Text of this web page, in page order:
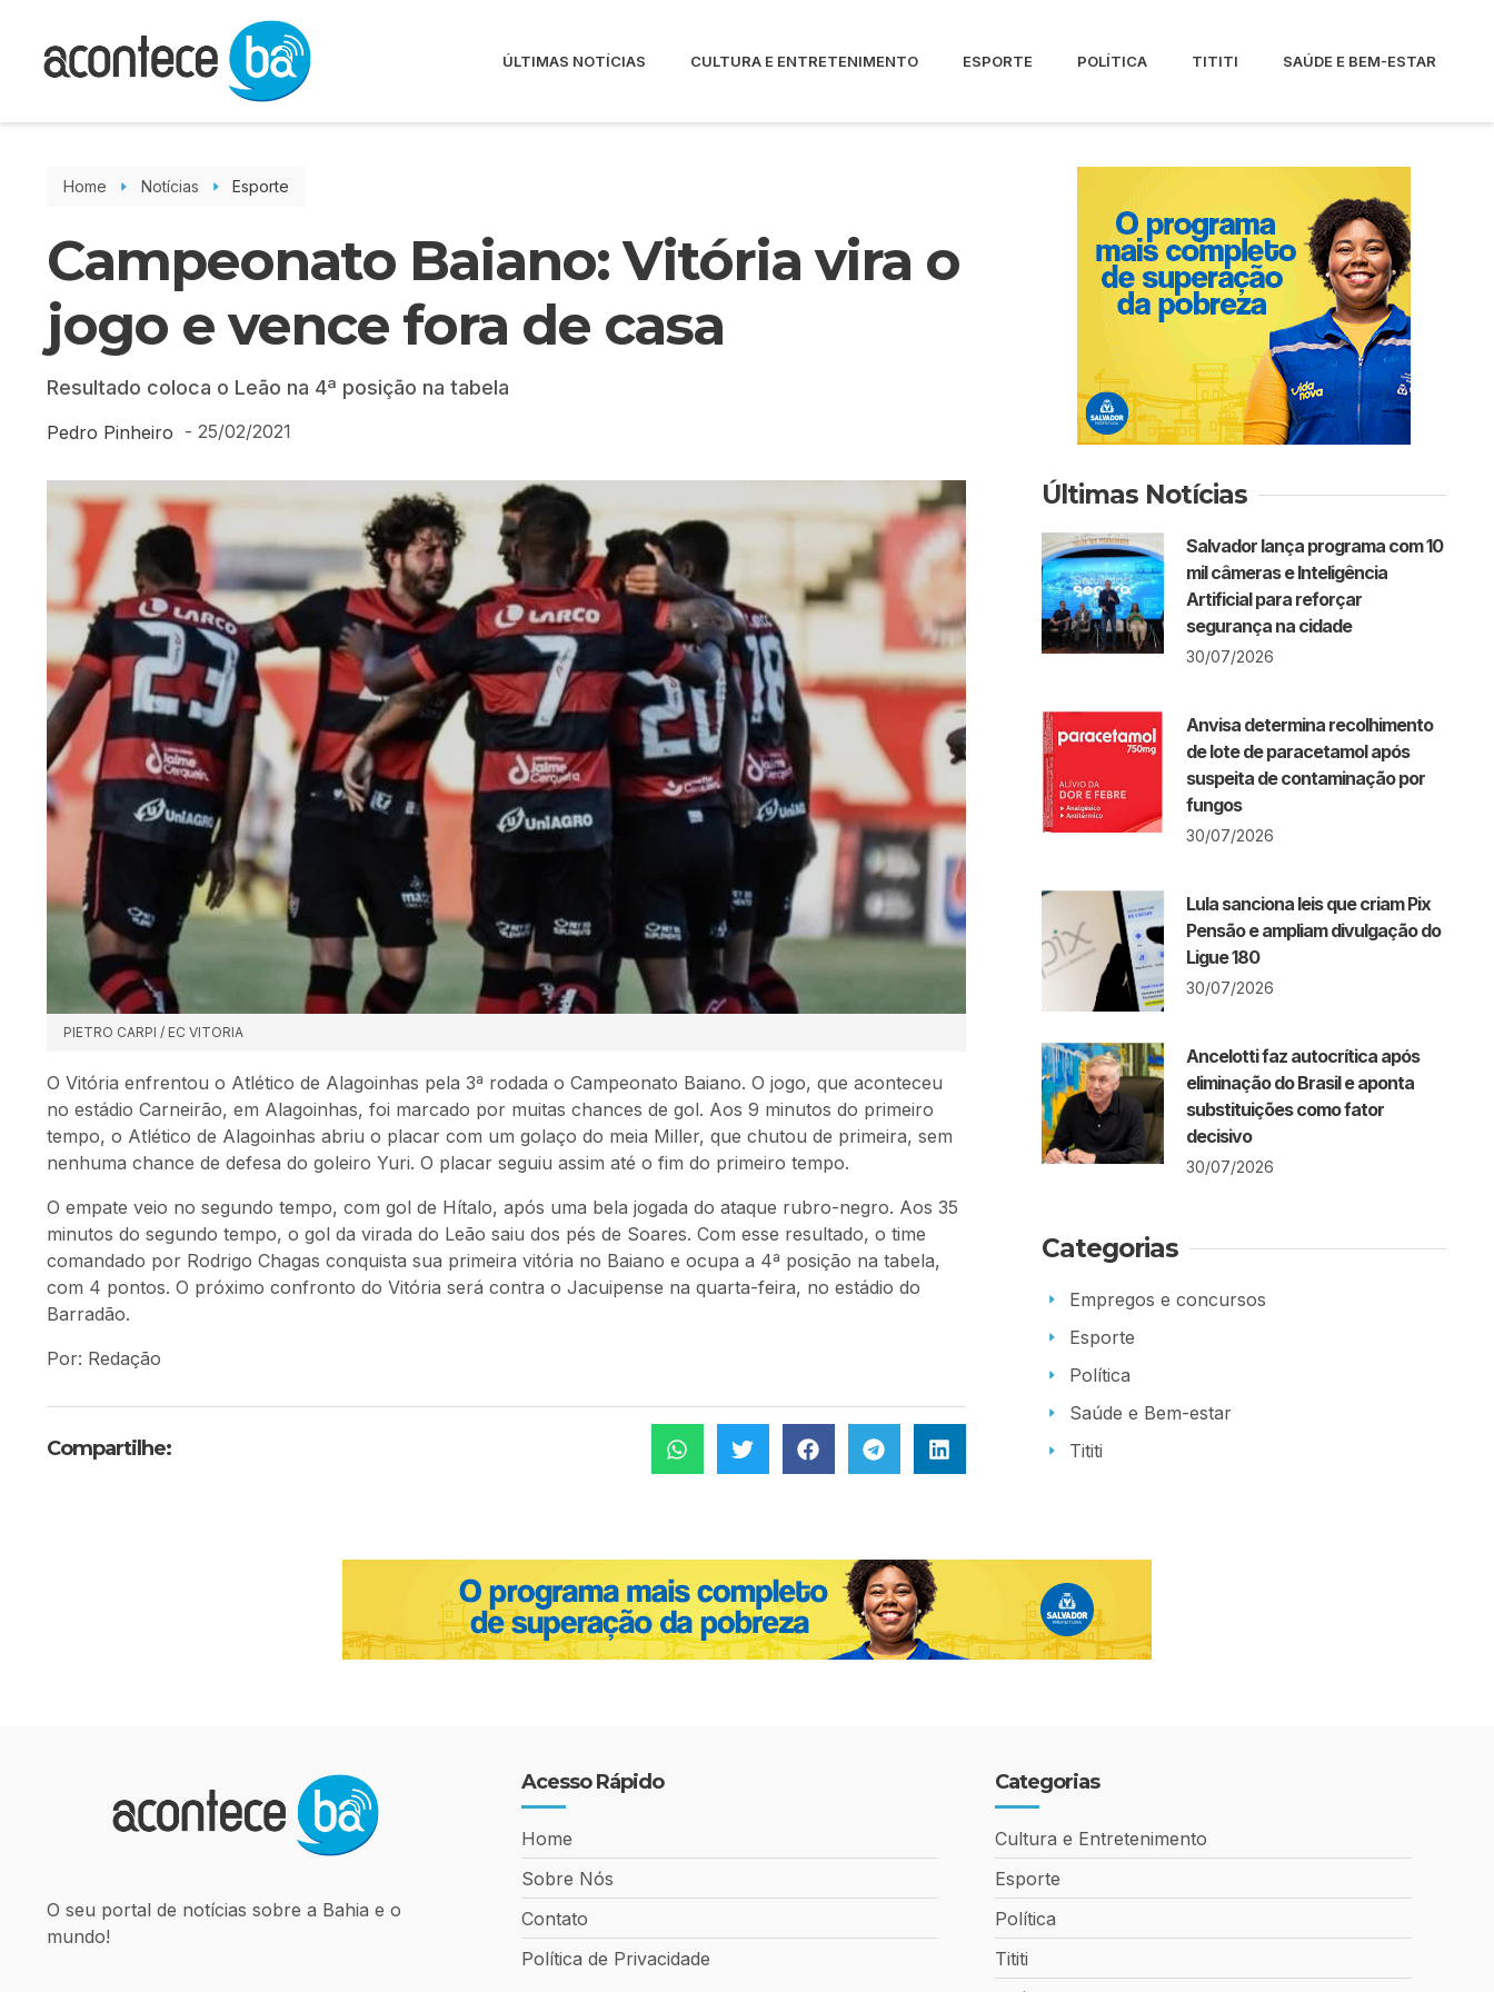
ÚLTIMAS NOTÍCIAS CULTURA E ENTRETENIMENTO ESPORTE POLÍTICA TITITI SAÚDE E BEM-ESTAR
Home Notícias Esporte
Campeonato Baiano: Vitória vira o
jogo e vence fora de casa
Resultado coloca o Leão na 4ª posição na tabela
Pedro Pinheiro - 25/02/2021
PIETRO CARPI / EC VITORIA
O Vitória enfrentou o Atlético de Alagoinhas pela 3ª rodada o Campeonato Baiano. O jogo, que aconteceu
no estádio Carneirão, em Alagoinhas, foi marcado por muitas chances de gol. Aos 9 minutos do primeiro
tempo, o Atlético de Alagoinhas abriu o placar com um golaço do meia Miller, que chutou de primeira, sem
nenhuma chance de defesa do goleiro Yuri. O placar seguiu assim até o fim do primeiro tempo.
O empate veio no segundo tempo, com gol de Hítalo, após uma bela jogada do ataque rubro-negro. Aos 35
minutos do segundo tempo, o gol da virada do Leão saiu dos pés de Soares. Com esse resultado, o time
comandado por Rodrigo Chagas conquista sua primeira vitória no Baiano e ocupa a 4ª posição na tabela,
com 4 pontos. O próximo confronto do Vitória será contra o Jacuipense na quarta-feira, no estádio do
Barradão.
Por: Redação
Compartilhe:
Últimas Notícias
Salvador lança programa com 10
mil câmeras e Inteligência
Artificial para reforçar
segurança na cidade
30/07/2026
Anvisa determina recolhimento
de lote de paracetamol após
suspeita de contaminação por
fungos
30/07/2026
Lula sanciona leis que criam Pix
Pensão e ampliam divulgação do
Ligue 180
30/07/2026
Ancelotti faz autocrítica após
eliminação do Brasil e aponta
substituições como fator
decisivo
30/07/2026
Categorias
Empregos e concursos
Esporte
Política
Saúde e Bem-estar
Tititi
O seu portal de notícias sobre a Bahia e o
mundo!
Acesso Rápido
Home
Sobre Nós
Contato
Política de Privacidade
Categorias
Cultura e Entretenimento
Esporte
Política
Tititi